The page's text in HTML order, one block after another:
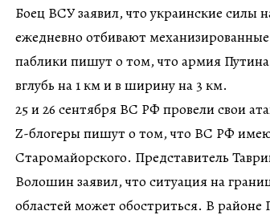
Боец ВСУ заявил, что украинские силы
ежедневно отбивают
паблики пишут о том, что армия Путина
вглубь на 1 км и в ширину на 3 км.
25 и 26 сентября ВС РФ провели свои
Z-блогеры пишут о том, что ВС РФ
Старомайорского. Представитель
Волошин заявил, что ситуация на
областей может обостриться. В